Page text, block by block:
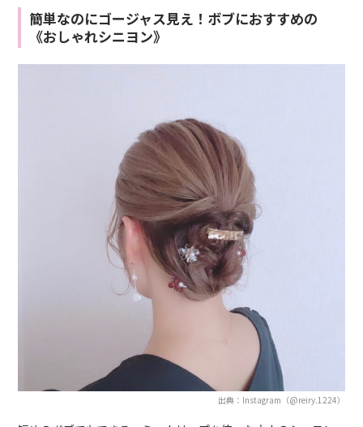
簡単なのにゴージャス見え！ボブにおすすめの
《おしゃれシニヨン》
出典：Instagram（@reiry.1224）